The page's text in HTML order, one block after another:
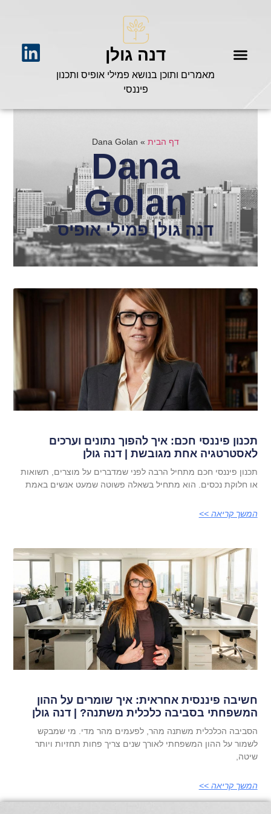
דנה גולן
מאמרים ותוכן בנושא פמילי אופיס ותכנון
פיננסי
דף הבית »
Dana Golan
Dana
Golan
דנה גולן פמילי אופיס
תכנון פיננסי חכם: איך להפוך נתונים וערכים
לאסטרטגיה אחת מגובשת | דנה גולן
תכנון פיננסי חכם מתחיל הרבה לפני שמדברים על מוצרים, תשואות
או חלוקת נכסים. הוא מתחיל בשאלה פשוטה שמעט אנשים באמת
המשך קריאה >>
חשיבה פיננסית אחראית: איך שומרים על ההון
המשפחתי בסביבה כלכלית משתנה? | דנה גולן
הסביבה הכלכלית משתנה מהר, לפעמים מהר מדי. מי שמבקש
לשמור על ההון המשפחתי לאורך שנים צריך פחות תחזיות ויותר
שיטה,
המשך קריאה >>